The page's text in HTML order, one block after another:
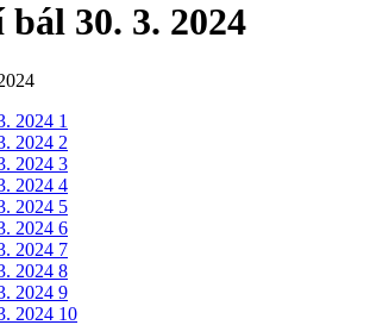
30. 3. 2024